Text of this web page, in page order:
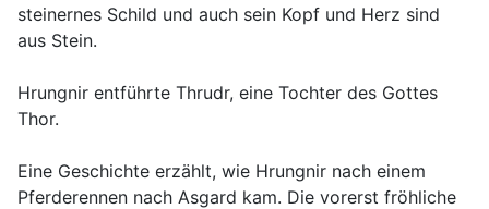
steinernes Schild und auch sein Kopf und Herz sind
aus Stein.
Hrungnir entführte Thrudr, eine Tochter des Gottes
Thor.
Eine Geschichte erzählt, wie Hrungnir nach einem
Pferderennen nach Asgard kam. Die vorerst fröhliche